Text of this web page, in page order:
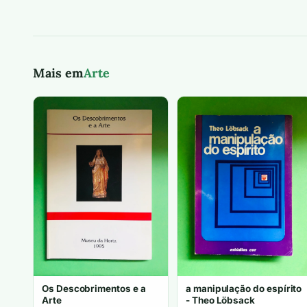
Mais emArte
Os Descobrimentos e a
Arte
a manipulação do espírito
- Theo Löbsack